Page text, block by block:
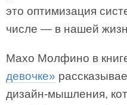
это оптимизация
числе — в нашей
Махо Молфино в
девочке»
дизайн-мышления,